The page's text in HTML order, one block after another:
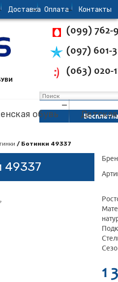
Доставка Oплата Контакты
(099) 762-
(097) 601-
(063) 020-
обувь
/ Ботинки 49337
49337
1